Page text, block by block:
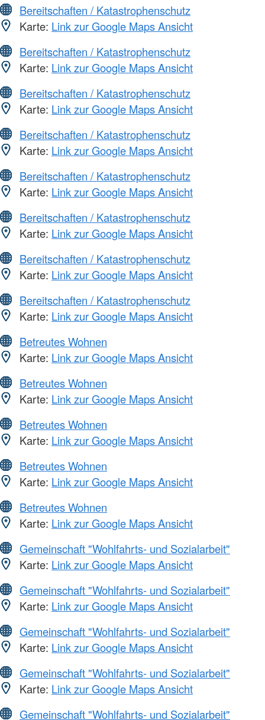
Bereitschaften / Katastrophenschutz
Karte: Link zur Google Maps Ansicht
Bereitschaften / Katastrophenschutz
Karte: Link zur Google Maps Ansicht
Bereitschaften / Katastrophenschutz
Karte: Link zur Google Maps Ansicht
Bereitschaften / Katastrophenschutz
Karte: Link zur Google Maps Ansicht
Bereitschaften / Katastrophenschutz
Karte: Link zur Google Maps Ansicht
Bereitschaften / Katastrophenschutz
Karte: Link zur Google Maps Ansicht
Bereitschaften / Katastrophenschutz
Karte: Link zur Google Maps Ansicht
Bereitschaften / Katastrophenschutz
Karte: Link zur Google Maps Ansicht
Betreutes Wohnen
Karte: Link zur Google Maps Ansicht
Betreutes Wohnen
Karte: Link zur Google Maps Ansicht
Betreutes Wohnen
Karte: Link zur Google Maps Ansicht
Betreutes Wohnen
Karte: Link zur Google Maps Ansicht
Betreutes Wohnen
Karte: Link zur Google Maps Ansicht
Gemeinschaft "Wohlfahrts- und Sozialarbeit"
Karte: Link zur Google Maps Ansicht
Gemeinschaft "Wohlfahrts- und Sozialarbeit"
Karte: Link zur Google Maps Ansicht
Gemeinschaft "Wohlfahrts- und Sozialarbeit"
Karte: Link zur Google Maps Ansicht
Gemeinschaft "Wohlfahrts- und Sozialarbeit"
Karte: Link zur Google Maps Ansicht
Gemeinschaft "Wohlfahrts- und Sozialarbeit"